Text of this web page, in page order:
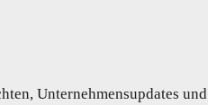
Unternehmensupdates und